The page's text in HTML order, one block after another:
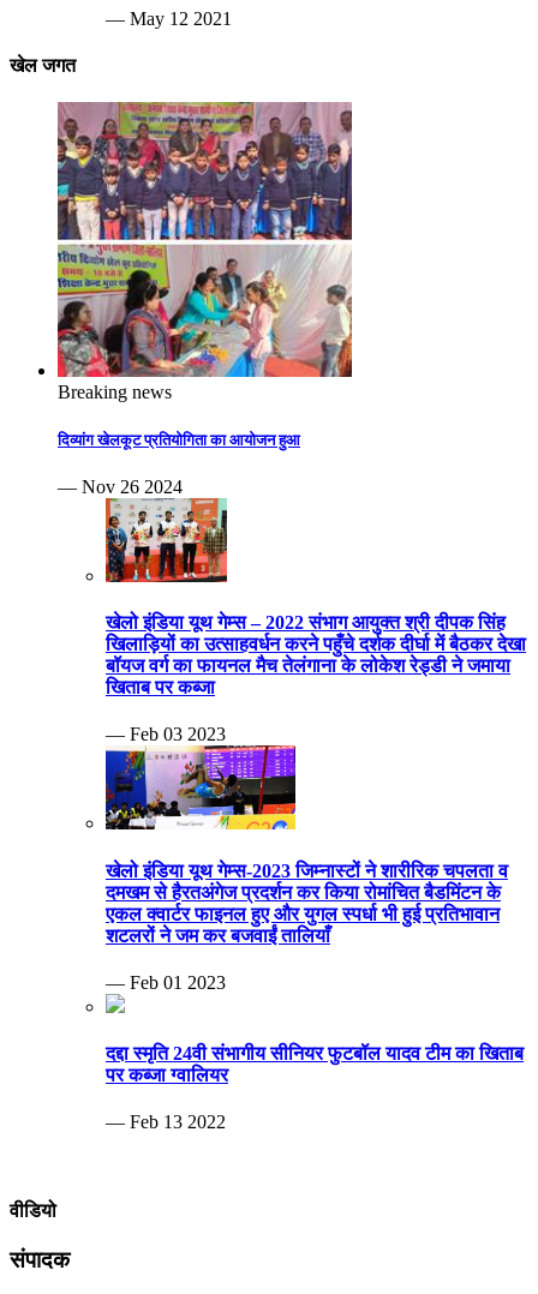
— May 12 2021
खेल जगत
Breaking news
दिव्यांग खेलकूट प्रतियोगिता का आयोजन हुआ
— Nov 26 2024
खेलो इंडिया यूथ गेम्स – 2022 संभाग आयुक्त श्री दीपक सिंह
खिलाड़ियों का उत्साहवर्धन करने पहुँचे दर्शक दीर्घा में बैठकर देखा
बॉयज वर्ग का फायनल मैच तेलंगाना के लोकेश रेड्डी ने जमाया
खिताब पर कब्जा
— Feb 03 2023
खेलो इंडिया यूथ गेम्स-2023 जिम्नास्टों ने शारीरिक चपलता व
दमखम से हैरतअंगेज प्रदर्शन कर किया रोमांचित बैडमिंटन के
एकल क्वार्टर फाइनल हुए और युगल स्पर्धा भी हुई प्रतिभावान
शटलरों ने जम कर बजवाईं तालियाँ
— Feb 01 2023
दद्दा स्मृति 24वी संभागीय सीनियर फुटबॉल यादव टीम का खिताब
पर कब्जा ग्वालियर
— Feb 13 2022
वीडियो
संपादक